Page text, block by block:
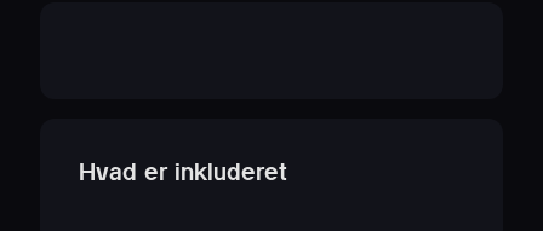
Hvad er inkluderet